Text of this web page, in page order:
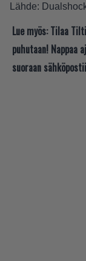
Lähde:
Lue myös: Tilaa
puhutaan! Nappaa
suoraan